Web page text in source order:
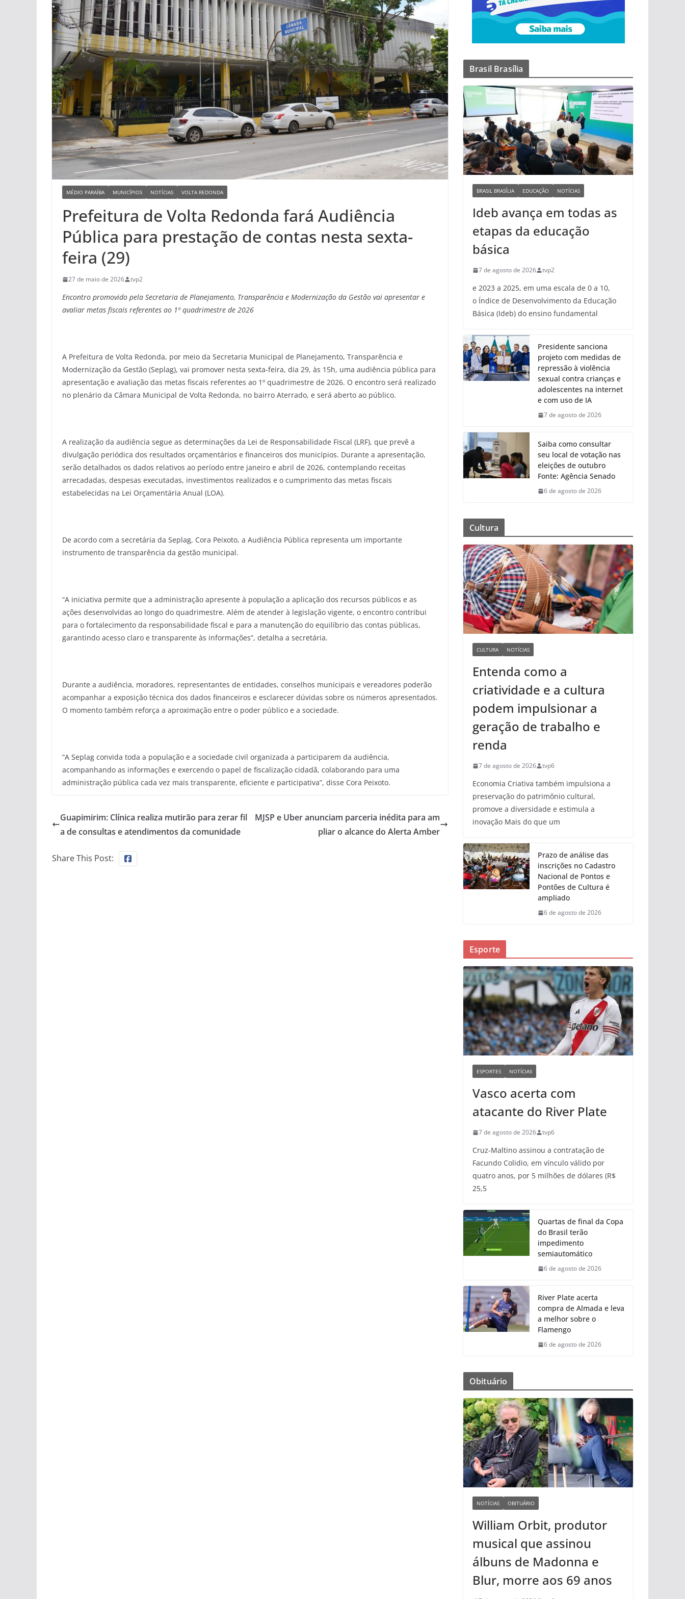
MÉDIO PARAÍBA MUNICÍPIOS NOTÍCIAS VOLTA REDONDA
Prefeitura de Volta Redonda fará Audiência
Pública para prestação de contas nesta sexta-
feira (29)
27 de maio de 2026 tvp2
Encontro promovido pela Secretaria de Planejamento, Transparência e Modernização da Gestão vai apresentar e
avaliar metas fiscais referentes ao 1º quadrimestre de 2026
A Prefeitura de Volta Redonda, por meio da Secretaria Municipal de Planejamento, Transparência e
Modernização da Gestão (Seplag), vai promover nesta sexta-feira, dia 29, às 15h, uma audiência pública para
apresentação e avaliação das metas fiscais referentes ao 1º quadrimestre de 2026. O encontro será realizado
no plenário da Câmara Municipal de Volta Redonda, no bairro Aterrado, e será aberto ao público.
A realização da audiência segue as determinações da Lei de Responsabilidade Fiscal (LRF), que prevê a
divulgação periódica dos resultados orçamentários e financeiros dos municípios. Durante a apresentação,
serão detalhados os dados relativos ao período entre janeiro e abril de 2026, contemplando receitas
arrecadadas, despesas executadas, investimentos realizados e o cumprimento das metas fiscais
estabelecidas na Lei Orçamentária Anual (LOA).
De acordo com a secretária da Seplag, Cora Peixoto, a Audiência Pública representa um importante
instrumento de transparência da gestão municipal.
“A iniciativa permite que a administração apresente à população a aplicação dos recursos públicos e as
ações desenvolvidas ao longo do quadrimestre. Além de atender à legislação vigente, o encontro contribui
para o fortalecimento da responsabilidade fiscal e para a manutenção do equilíbrio das contas públicas,
garantindo acesso claro e transparente às informações”, detalha a secretária.
Durante a audiência, moradores, representantes de entidades, conselhos municipais e vereadores poderão
acompanhar a exposição técnica dos dados financeiros e esclarecer dúvidas sobre os números apresentados.
O momento também reforça a aproximação entre o poder público e a sociedade.
“A Seplag convida toda a população e a sociedade civil organizada a participarem da audiência,
acompanhando as informações e exercendo o papel de fiscalização cidadã, colaborando para uma
administração pública cada vez mais transparente, eficiente e participativa”, disse Cora Peixoto.
Guapimirim: Clínica realiza mutirão para zerar fil
a de consultas e atendimentos da comunidade
MJSP e Uber anunciam parceria inédita para am
pliar o alcance do Alerta Amber
Share This Post:
Brasil Brasília
BRASIL BRASÍLIA EDUCAÇÃO NOTÍCIAS
Ideb avança em todas as
etapas da educação
básica
7 de agosto de 2026 tvp2
e 2023 a 2025, em uma escala de 0 a 10,
o Índice de Desenvolvimento da Educação
Básica (Ideb) do ensino fundamental
Presidente sanciona
projeto com medidas de
repressão à violência
sexual contra crianças e
adolescentes na internet
e com uso de IA
7 de agosto de 2026
Saiba como consultar
seu local de votação nas
eleições de outubro
Fonte: Agência Senado
6 de agosto de 2026
Cultura
CULTURA NOTÍCIAS
Entenda como a
criatividade e a cultura
podem impulsionar a
geração de trabalho e
renda
7 de agosto de 2026 tvp6
Economia Criativa também impulsiona a
preservação do patrimônio cultural,
promove a diversidade e estimula a
inovação Mais do que um
Prazo de análise das
inscrições no Cadastro
Nacional de Pontos e
Pontões de Cultura é
ampliado
6 de agosto de 2026
Esporte
ESPORTES NOTÍCIAS
Vasco acerta com
atacante do River Plate
7 de agosto de 2026 tvp6
Cruz-Maltino assinou a contratação de
Facundo Colidio, em vínculo válido por
quatro anos, por 5 milhões de dólares (R$
25,5
Quartas de final da Copa
do Brasil terão
impedimento
semiautomático
6 de agosto de 2026
River Plate acerta
compra de Almada e leva
a melhor sobre o
Flamengo
6 de agosto de 2026
Obituário
NOTÍCIAS OBITUÁRIO
William Orbit, produtor
musical que assinou
álbuns de Madonna e
Blur, morre aos 69 anos